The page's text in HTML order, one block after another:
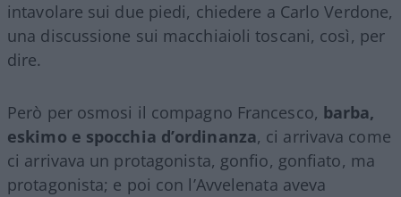
intavolare sui due piedi, chiedere a Carlo Verdone,
una discussione sui macchiaioli toscani, così, per
dire.
Però per osmosi il compagno Francesco, barba,
eskimo e spocchia d’ordinanza, ci arrivava come
ci arrivava un protagonista, gonfio, gonfiato, ma
protagonista; e poi con l’Avvelenata aveva